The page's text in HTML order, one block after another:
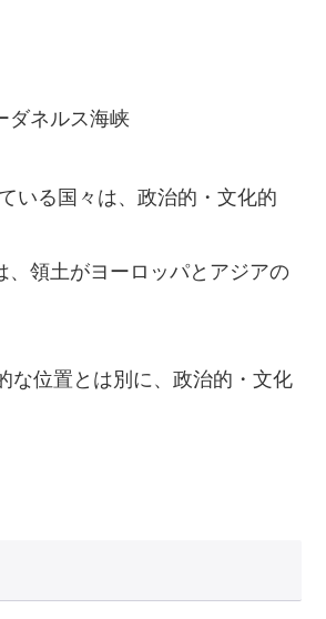
ダネルス海峡
いる国々は、政治的・文化的
領土がヨーロッパとアジアの
な位置とは別に、政治的・文化